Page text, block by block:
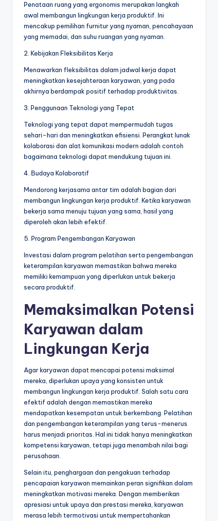
Penataan ruang yang ergonomis merupakan langkah
awal membangun lingkungan kerja produktif. Ini
mencakup pemilihan furnitur yang nyaman, pencahayaan
yang memadai, dan suhu ruangan yang nyaman.
2. Kebijakan Fleksibilitas Kerja
Menawarkan fleksibilitas dalam jadwal kerja dapat
meningkatkan kesejahteraan karyawan, yang pada
akhirnya berdampak positif terhadap produktivitas.
3. Penggunaan Teknologi yang Tepat
Teknologi yang tepat dapat mempermudah tugas
sehari-hari dan meningkatkan efisiensi. Perangkat lunak
kolaborasi dan alat komunikasi modern adalah contoh
bagaimana teknologi dapat mendukung tujuan ini.
4. Budaya Kolaboratif
Mendorong kerjasama antar tim adalah bagian dari
membangun lingkungan kerja produktif. Ketika karyawan
bekerja sama menuju tujuan yang sama, hasil yang
diperoleh akan lebih efektif.
5. Program Pengembangan Karyawan
Investasi dalam program pelatihan serta pengembangan
keterampilan karyawan memastikan bahwa mereka
memiliki kemampuan yang diperlukan untuk bekerja
secara produktif.
Memaksimalkan Potensi
Karyawan dalam
Lingkungan Kerja
Agar karyawan dapat mencapai potensi maksimal
mereka, diperlukan upaya yang konsisten untuk
membangun lingkungan kerja produktif. Salah satu cara
efektif adalah dengan memastikan mereka
mendapatkan kesempatan untuk berkembang. Pelatihan
dan pengembangan keterampilan yang terus-menerus
harus menjadi prioritas. Hal ini tidak hanya meningkatkan
kompetensi karyawan, tetapi juga menambah nilai bagi
perusahaan.
Selain itu, penghargaan dan pengakuan terhadap
pencapaian karyawan memainkan peran signifikan dalam
meningkatkan motivasi mereka. Dengan memberikan
apresiasi untuk upaya dan prestasi mereka, karyawan
merasa lebih termotivasi untuk mempertahankan